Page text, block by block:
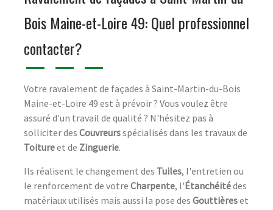
Bois Maine-et-Loire 49: Quel professionnel
contacter?
Votre ravalement de façades à Saint-Martin-du-Bois
Maine-et-Loire 49 est à prévoir ? Vous voulez être
assuré d'un travail de qualité ? N'hésitez pas à
solliciter des Couvreursspécialisés dans les travaux de
Toitureet de Zinguerie.
Ils réalisent le changement des Tuiles, l'entretien ou
le renforcement de votre Charpente, l'Étanchéitédes
matériaux utilisés mais aussi la pose des Gouttièreset